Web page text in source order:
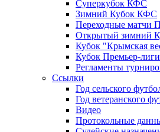
Суперкубок КФС
Зимний Кубок КФС
Переходные матчи
Открытый зимний
Кубок "Крымская
Кубок Премьер-
Регламенты
Ссылки
Год сельского
Год ветеранского
Видео
Протокольные